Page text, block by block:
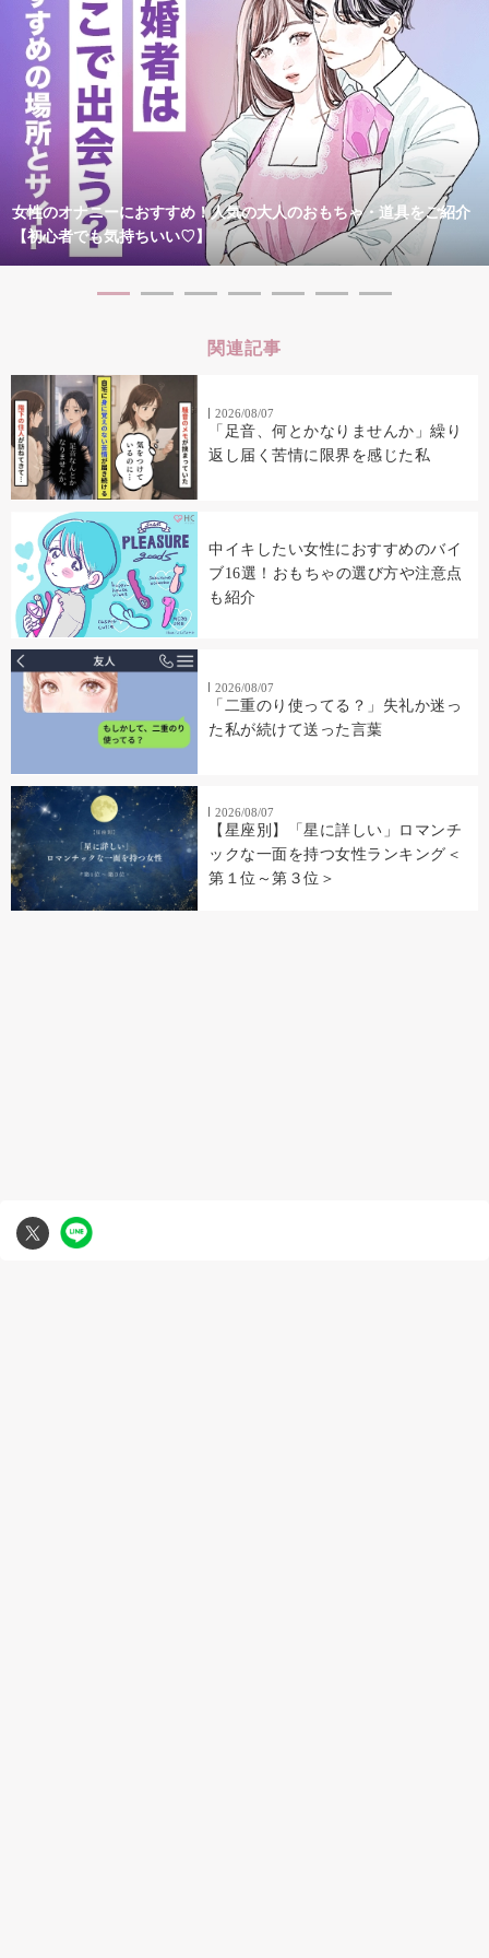
女性のオナニーにおすすめ！人気の大人のおもちゃ・道具をご紹介
【初心者でも気持ちいい♡】
関連記事
2026/08/07
「足音、何とかなりませんか」繰り
返し届く苦情に限界を感じた私
中イキしたい女性におすすめのバイ
ブ16選！おもちゃの選び方や注意点
も紹介
2026/08/07
「二重のり使ってる？」失礼か迷っ
た私が続けて送った言葉
2026/08/07
【星座別】「星に詳しい」ロマンチ
ックな一面を持つ女性ランキング＜
第１位～第３位＞